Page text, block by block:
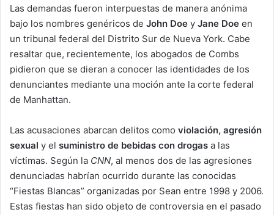
Las demandas fueron interpuestas de manera anónima
bajo los nombres genéricos de John Doe y Jane Doe en
un tribunal federal del Distrito Sur de Nueva York. Cabe
resaltar que, recientemente, los abogados de Combs
pidieron que se dieran a conocer las identidades de los
denunciantes mediante una moción ante la corte federal
de Manhattan.
Las acusaciones abarcan delitos como violación, agresión
sexual y el suministro de bebidas con drogas a las
víctimas. Según la CNN, al menos dos de las agresiones
denunciadas habrían ocurrido durante las conocidas
“Fiestas Blancas” organizadas por Sean entre 1998 y 2006.
Estas fiestas han sido objeto de controversia en el pasado